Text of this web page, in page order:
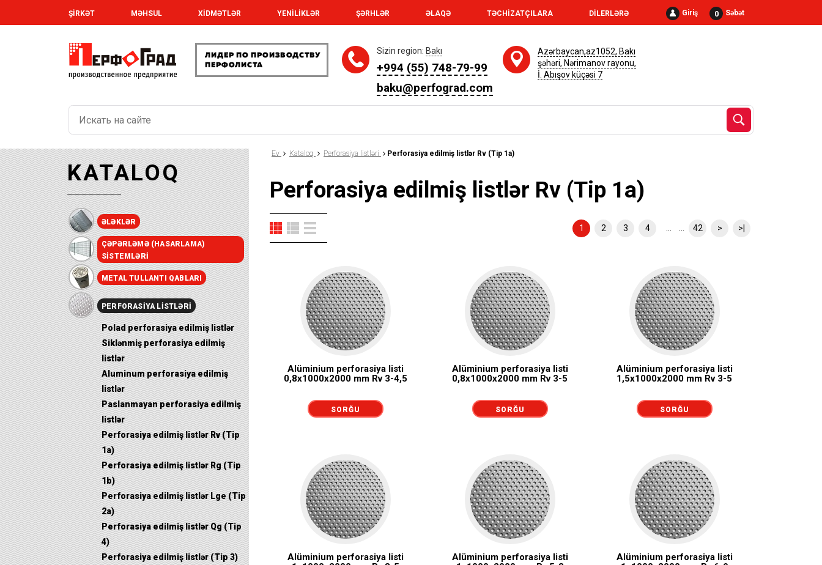
Giriş 0 Səbət
ŞİRKƏT MƏHSUL XİDMƏTLƏR YENİLİKLƏR ŞƏRHLƏR ƏLAQƏ TƏCHİZATÇILARA DİLERLƏRƏ
Sizin region: Bakı
+994 (55) 748-79-99
baku@perfograd.com
Azərbaycan,az1052, Bakı
şəhəri, Nərimanov rayonu,
İ. Abışov küçəsi 7
KATALOQ
ƏLƏKLƏR
ÇƏPƏRLƏMƏ (HASARLAMA)
SISTEMLƏRI
METAL TULLANTI QABLARI
PERFORASIYA LISTLƏRI
Polad perforasiya edilmiş listlər
Siklənmiş perforasiya edilmiş
listlər
Aluminum perforasiya edilmiş
listlər
Paslanmayan perforasiya edilmiş
listlər
Perforasiya edilmiş listlər Rv (Tip
1a)
Perforasiya edilmiş listlər Rg (Tip
1b)
Perforasiya edilmiş listlər Lge (Tip
2a)
Perforasiya edilmiş listlər Qg (Tip
4)
Perforasiya edilmiş listlər (Tip 3)
Ev Kataloq Perforasiya listləri Perforasiya edilmiş listlər Rv (Tip 1a)
Perforasiya edilmiş listlər Rv (Tip 1a)
1 2 3 4 ... ... 42 > >|
Alüminium perforasiya listi
0,8x1000x2000 mm Rv 3-4,5
SORĞU
Alüminium perforasiya listi
0,8х1000х2000 mm Rv 3-5
SORĞU
Alüminium perforasiya listi
1,5x1000x2000 mm Rv 3-5
SORĞU
Alüminium perforasiya listi
Alüminium perforasiya listi
Alüminium perforasiya listi